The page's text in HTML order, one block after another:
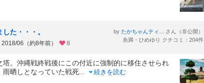
た・・・。
06（約8年前） 8
by
さん（非公開）
糸満・ひめゆり クチコミ：204件
。沖縄戦終戦後にこの付近に強制的に移住させられ
雨晒しとなっていた戦死
続きを読む